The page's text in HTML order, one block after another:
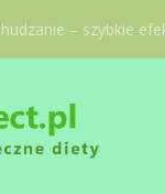
– szybkie